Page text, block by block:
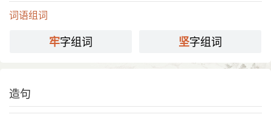
词语组词
牢字组词 坚字组词
造句